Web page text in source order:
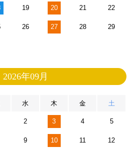
19 20 21 22
26 27 28 29
2026年09月
水 木 金 土
2 3 4 5
9 10 11 12